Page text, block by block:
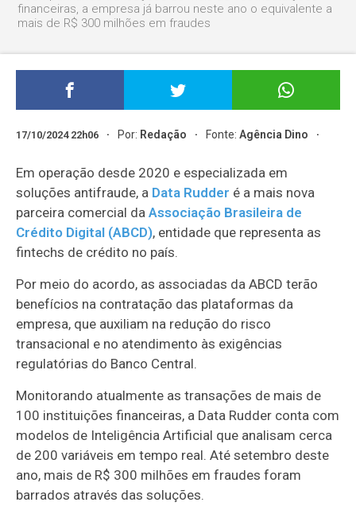
financeiras, a empresa já barrou neste ano o equivalente a
mais de R$ 300 milhões em fraudes
17/10/2024 22h06 Por: Redação Fonte:Agência Dino
Em operação desde 2020 e especializada em
soluções antifraude, a Data Rudder é a mais nova
parceira comercial daAssociação Brasileira de
Crédito Digital (ABCD), entidade que representa as
fintechs de crédito no país.
Por meio do acordo, as associadas da ABCD terão
benefícios na contratação das plataformas da
empresa, que auxiliam na redução do risco
transacional e no atendimento às exigências
regulatórias do Banco Central.
Monitorando atualmente as transações de mais de
100 instituições financeiras, a Data Rudder conta com
modelos de Inteligência Artificial que analisam cerca
de 200 variáveis em tempo real. Até setembro deste
ano, mais de R$ 300 milhões em fraudes foram
barrados através das soluções.